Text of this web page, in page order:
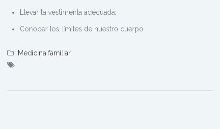
Llevar la vestimenta adecuada.
Conocer los límites de nuestro cuerpo.
Medicina familiar